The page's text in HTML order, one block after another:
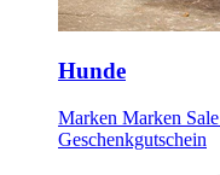
Hunde
Marken Marken Sale
Geschenkgutschein